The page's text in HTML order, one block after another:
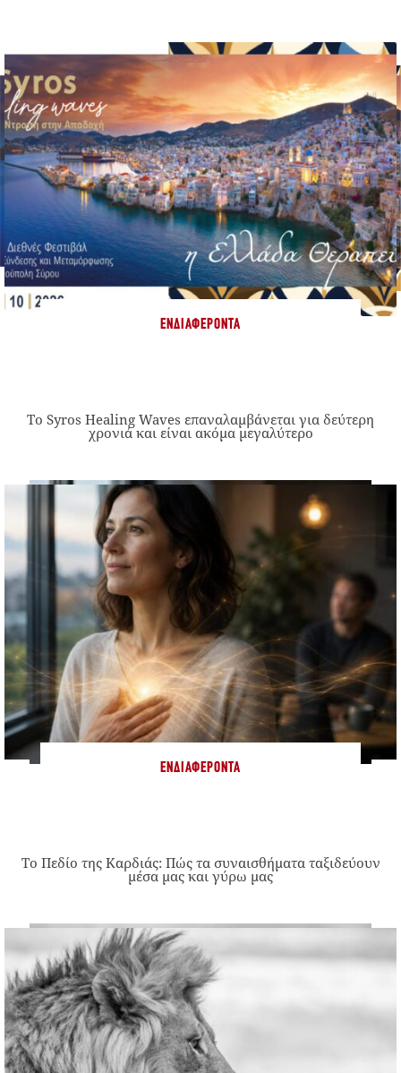
ΕΝΔΙΑΦΈΡΟΝΤΑ
Το Syros Healing Waves επαναλαμβάνεται για δεύτερη
χρονιά και είναι ακόμα μεγαλύτερο
ΕΝΔΙΑΦΈΡΟΝΤΑ
Το Πεδίο της Καρδιάς: Πώς τα συναισθήματα ταξιδεύουν
μέσα μας και γύρω μας